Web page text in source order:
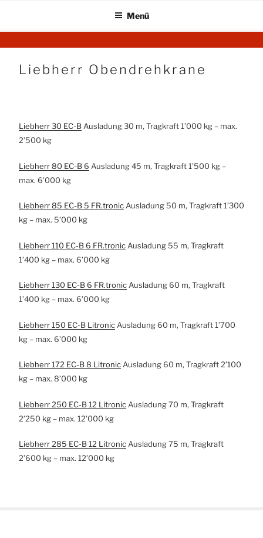
Zum
Inhalt
springenKRAN AG
Startseite
Menü
Liebherr Obendrehkrane
Liebherr 30 EC-BAusladung 30 m, Tragkraft 1’000 kg – max.
2’500 kg
Liebherr 80 EC-B 6 Ausladung 45 m, Tragkraft 1’500 kg –
max. 6’000 kg
Liebherr 85 EC-B 5 FR.tronicAusladung 50 m, Tragkraft 1’300
kg – max. 5’000 kg
Liebherr 110 EC-B 6 FR.tronic Ausladung 55 m, Tragkraft
1’400 kg – max. 6’000 kg
Liebherr 130 EC-B 6 FR.tronicAusladung 60 m, Tragkraft
1’400 kg – max. 6’000 kg
Liebherr 150 EC-B Litronic Ausladung 60 m, Tragkraft 1’700
kg – max. 6’000 kg
Liebherr 172 EC-B 8 LitronicAusladung 60 m, Tragkraft 2’100
kg – max. 8’000 kg
Liebherr 250 EC-B 12 Litronic Ausladung 70 m, Tragkraft
2’250 kg – max. 12’000 kg
Liebherr 285 EC-B 12 LitronicAusladung 75 m, Tragkraft
2’600 kg – max. 12’000 kg